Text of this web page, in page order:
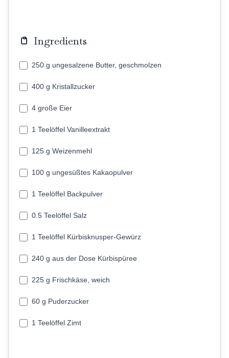
Ingredients
250 g ungesalzene Butter, geschmolzen
400 g Kristallzucker
4 große Eier
1 Teelöffel Vanilleextrakt
125 g Weizenmehl
100 g ungesüßtes Kakaopulver
1 Teelöffel Backpulver
0.5 Teelöffel Salz
1 Teelöffel Kürbisknusper-Gewürz
240 g aus der Dose Kürbispüree
225 g Frischkäse, weich
60 g Puderzucker
1 Teelöffel Zimt